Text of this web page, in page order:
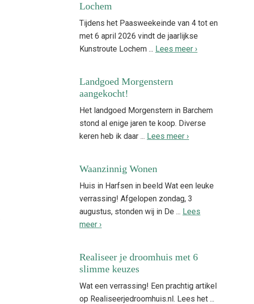
Lochem
Tijdens het Paasweekeinde van 4 tot en
met 6 april 2026 vindt de jaarlijkse
Kunstroute Lochem ... Lees meer ›
Landgoed Morgenstern
aangekocht!
Het landgoed Morgenstern in Barchem
stond al enige jaren te koop. Diverse
keren heb ik daar ... Lees meer ›
Waanzinnig Wonen
Huis in Harfsen in beeld Wat een leuke
verrassing! Afgelopen zondag, 3
augustus, stonden wij in De ... Lees
meer ›
Realiseer je droomhuis met 6
slimme keuzes
Wat een verrassing! Een prachtig artikel
op Realiseerjedroomhuis.nl. Lees het ...